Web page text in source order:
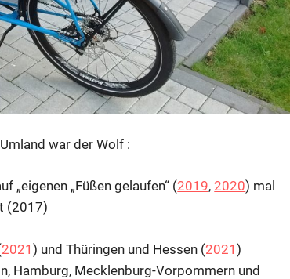
war der Wolf :
„eigenen „Füßen gelaufen“ (2019,2020) mal
(2017)
2021) und Thüringen und Hessen (2021)
Hamburg, Mecklenburg-Vorpommern und